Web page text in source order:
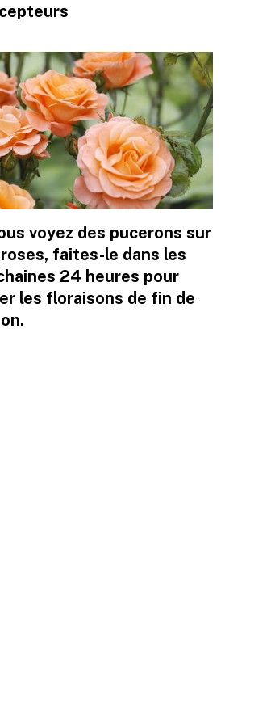
voyez des pucerons sur
faites-le dans les
24 heures pour
les floraisons de fin de